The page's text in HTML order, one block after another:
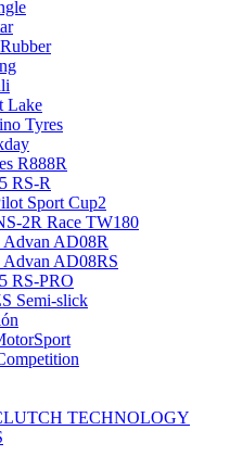
Lake
Tyres
R888R
RS-R
Sport Cup2
2R Race TW180
Advan AD08R
Advan AD08RS
RS-PRO
Semi-slick
TECHNOLOGY